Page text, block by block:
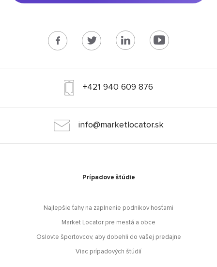
+421 940 609 876
info@marketlocator.sk
Prípadove štúdie
Najlepšie ťahy na zaplnenie podnikov hosťami
Market Locator pre mestá a obce
Oslovte športovcov, aby dobehli do vašej predajne
Viac prípadových štúdií